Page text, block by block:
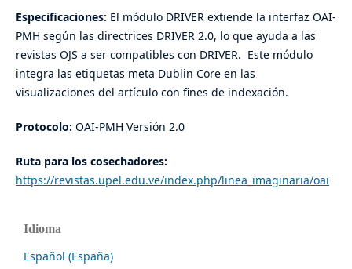
Especificaciones: El módulo DRIVER extiende la interfaz OAI-
PMH según las directrices DRIVER 2.0, lo que ayuda a las
revistas OJS a ser compatibles con DRIVER. Este módulo
integra las etiquetas meta Dublin Core en las
visualizaciones del artículo con fines de indexación.
Protocolo: OAI-PMH Versión 2.0
Ruta para los cosechadores:
https://revistas.upel.edu.ve/index.php/linea_imaginaria/oai
Idioma
Español (España)